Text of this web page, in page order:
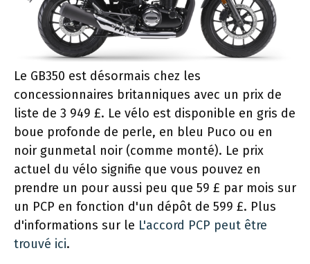
Le GB350 est désormais chez les
concessionnaires britanniques avec un prix de
liste de 3 949 £. Le vélo est disponible en gris de
boue profonde de perle, en bleu Puco ou en
noir gunmetal noir (comme monté). Le prix
actuel du vélo signifie que vous pouvez en
prendre un pour aussi peu que 59 £ par mois sur
un PCP en fonction d'un dépôt de 599 £. Plus
d'informations sur le L'accord PCP peut être
trouvé ici.